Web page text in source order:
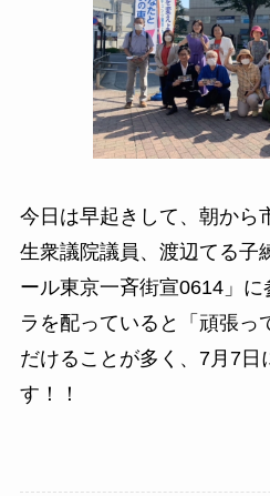
今日は早起きして、朝から
生衆議院議員、渡辺てる子
ール東京一斉街宣0614」
ラを配っていると「頑張っ
だけることが多く、7月7日
す！！